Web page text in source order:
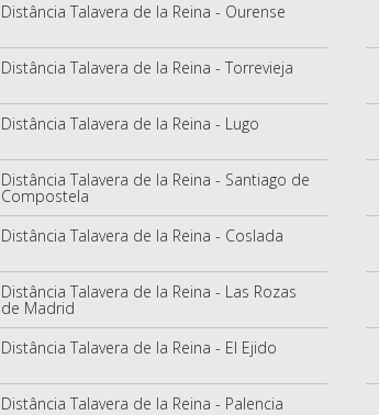
Distância Talavera de la Reina - Ourense
Distância Talavera de la Reina - Torrevieja
Distância Talavera de la Reina - Lugo
Distância Talavera de la Reina - Santiago de
Compostela
Distância Talavera de la Reina - Coslada
Distância Talavera de la Reina - Las Rozas
de Madrid
Distância Talavera de la Reina - El Ejido
Distância Talavera de la Reina - Palencia